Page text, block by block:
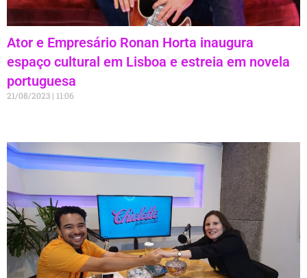
Ator e Empresário Ronan Horta inaugura
espaço cultural em Lisboa e estreia em novela
portuguesa
21/08/2023 11:06